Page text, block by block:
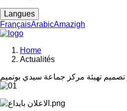
Langues
FrançaisArabicAmazigh
Breadcrumb
Home
Actualités
تصميم تهيئة مركز جماعة سيدي بوتميم
Image